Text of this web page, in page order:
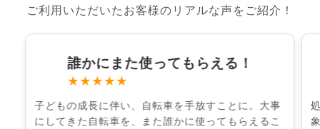
ご利用いただいたお客様のリアルな声をご紹介！
誰かにまた使ってもらえる！
★★★★★
子どもの成長に伴い、自転車を手放すことに。大事
にしてきた自転車を、また誰かに使ってもらえるこ